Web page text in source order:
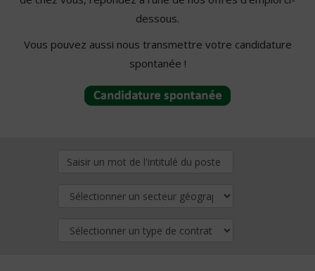
dessous.
Vous pouvez aussi nous transmettre votre candidature
spontanée !